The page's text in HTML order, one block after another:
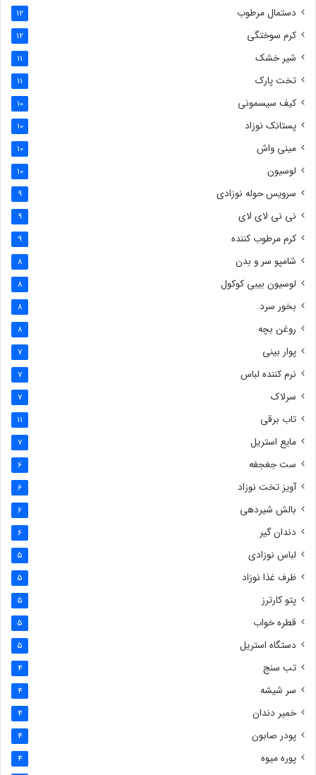
دستمال مرطوب 12
کرم سوختگی 12
شیر خشک 11
تخت پارک 11
کیف سیسمونی 10
پستانک نوزاد 10
مینی واش 10
لوسیون 10
سرویس حوله نوزادی 9
نی نی لای لای 9
کرم مرطوب کننده 9
شامپو سر و بدن 8
لوسیون بیبی کوکول 8
بخور سرد 8
روغن بچه 8
پوار بینی 7
نرم کننده لباس 7
سرلاک 7
تاب برقی 11
مایع استریل 7
ست جغجغه 6
آویز تخت نوزاد 6
بالش شیردهی 6
دندان گیر 6
لباس نوزادی 5
ظرف غذا نوزاد 5
پتو کارترز 5
قطره خواب 5
دستگاه استریل 5
تب سنج 4
سر شیشه 4
خمیر دندان 4
پودر صابون 4
پوره میوه 4